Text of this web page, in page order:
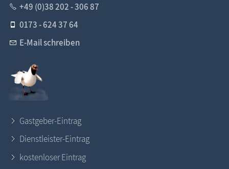
+49 (0)38 202 - 306 87
0173 - 624 37 64
E-Mail schreiben
Gastgeber-Eintrag
Dienstleister-Eintrag
kostenloser Eintrag